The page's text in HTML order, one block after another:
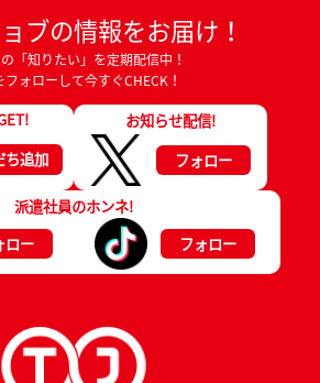
ブの情報をお届け！
「知りたい」を定期配信中！
フォローして今すぐCHECK！
ち追加
お知らせ配信!
フォロー
派遣社員のホンネ!
ロー
フォロー